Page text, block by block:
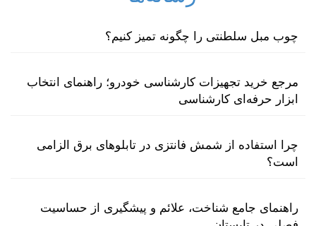
چوب مبل سلطنتی را چگونه تمیز کنیم؟
مرجع خرید تجهیزات کارشناسی خودرو؛ راهنمای انتخاب
ابزار حرفه‌ای کارشناسی
چرا استفاده از شمش فانتزی در تابلوهای برق الزامی
است؟
راهنمای جامع شناخت، علائم و پیشگیری از حساسیت